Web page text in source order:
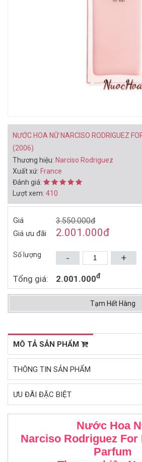
NƯỚC HOA NỮ NARCISO RODRIGUEZ
(2006)
Thương hiệu: Narciso Rodriguez
Xuất xứ: France
Đánh giá:
Lượt xem: 410
Giá 3.550.000đ
Giá ưu đãi 2.001.000đ
Số lượng +
-
Tổng giá: 2.001.000đ
Tạm Hết Hàng
NƯỚC HOA NỮ MINI KARL
Mua ngay
NƯỚC HOA NỮ
100ML (1998)
2.550.000đ 1.561.000đ
MÔ TẢ SẢN PHẨM
THÔNG TIN SẢN PHẨM
ƯU ĐÃI ĐẶC BIỆT
Nước Hoa
Narciso Rodriguez For
Parfum